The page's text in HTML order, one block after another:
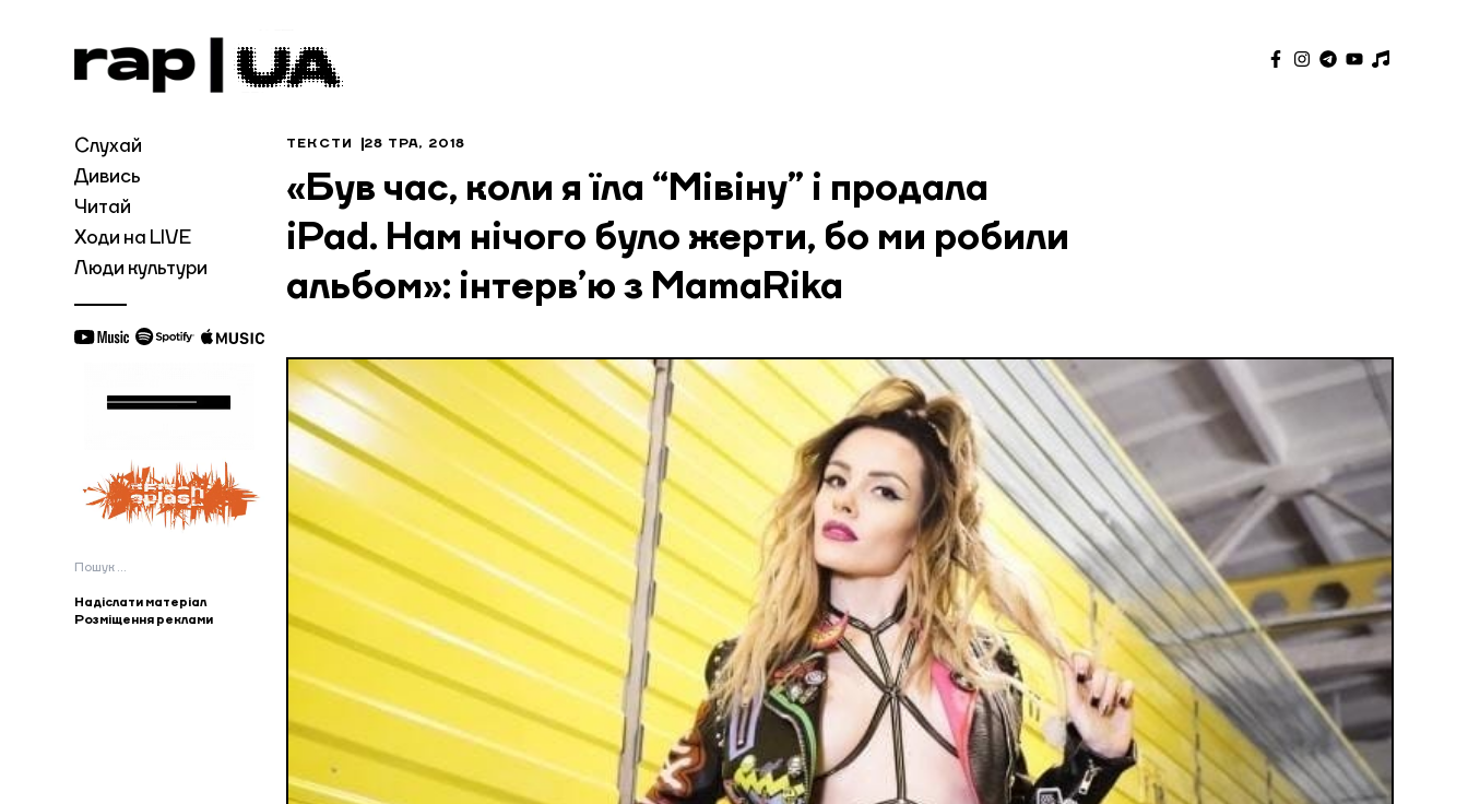
Слухай
Дивись
Читай
Ходи на LIVE
Люди культури
Пошук:
Надіслати матеріал
Розміщення реклами
ТЕКСТИ 28 ТРА, 2018
«Був час, коли я їла “Мівіну” і продала
iPad. Нам нічого було жерти, бо ми робили
альбом»: інтерв’ю з MamaRika